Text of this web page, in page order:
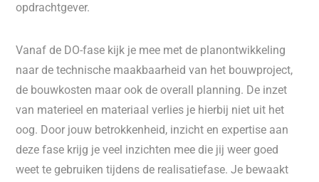
opdrachtgever.
Vanaf de DO-fase kijk je mee met de planontwikkeling
naar de technische maakbaarheid van het bouwproject,
de bouwkosten maar ook de overall planning. De inzet
van materieel en materiaal verlies je hierbij niet uit het
oog. Door jouw betrokkenheid, inzicht en expertise aan
deze fase krijg je veel inzichten mee die jij weer goed
weet te gebruiken tijdens de realisatiefase. Je bewaakt